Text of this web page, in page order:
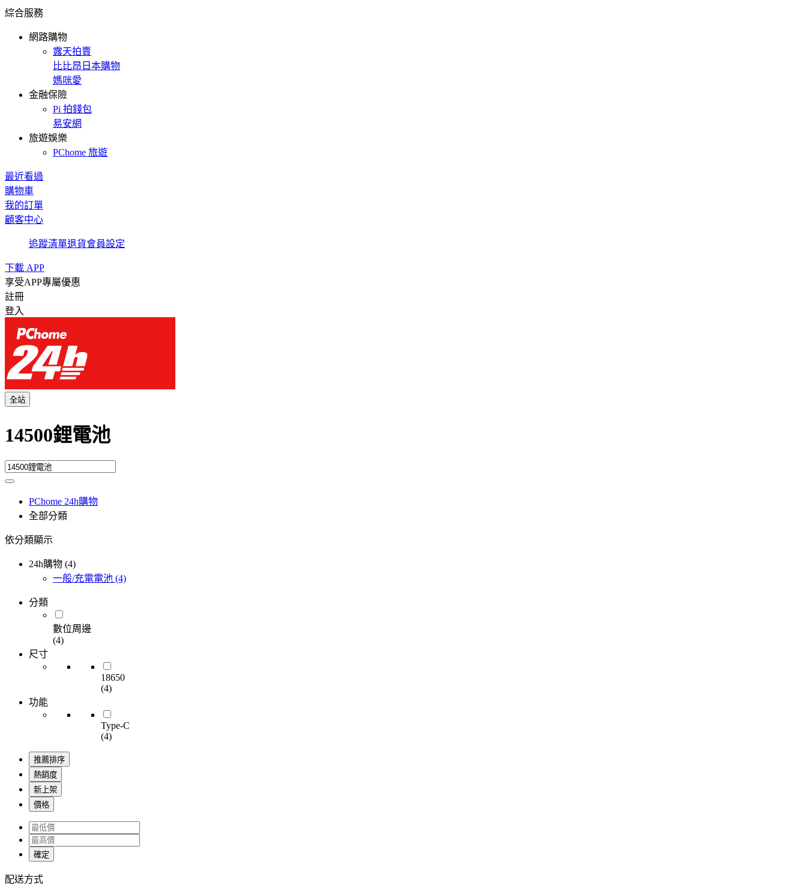
綜合服務
網路購物
露天拍賣
比比昂日本購物
媽咪愛
金融保險
Pi 拍錢包
易安網
旅遊娛樂
PChome 旅遊
最近看過
購物車
我的訂單
顧客中心
追蹤清單退貨會員設定
下載 APP
享受APP專屬優惠
註冊
登入
全站
14500鋰電池
PChome 24h購物
全部分類
依分類顯示
24h購物 (4)
一般/充電電池 (4)
分類
數位周邊
(4)
尺寸
18650
(4)
功能
Type-C
(4)
推薦排序
熱銷度
新上架
價格
確定
配送方式